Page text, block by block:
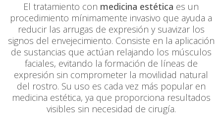
El tratamiento con medicina estética es un
procedimiento mí­nimamente invasivo que ayuda a
reducir las arrugas de expresión y suavizar los
signos del envejecimiento. Consiste en la aplicación
de sustancias que actúan relajando los músculos
faciales, evitando la formación de lí­neas de
expresión sin comprometer la movilidad natural
del rostro. Su uso es cada vez más popular en
medicina estética, ya que proporciona resultados
visibles sin necesidad de cirugí­a.